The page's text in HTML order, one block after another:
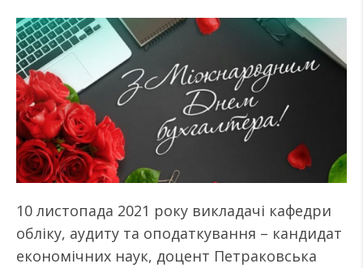
10 листопада 2021 року викладачі кафедри
обліку, аудиту та оподаткування – кандидат
економічних наук, доцент Петраковська